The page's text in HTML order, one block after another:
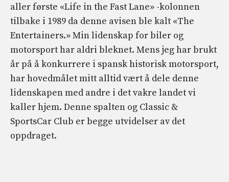
aller første «Life in the Fast Lane» -kolonnen
tilbake i 1989 da denne avisen ble kalt «The
Entertainers.» Min lidenskap for biler og
motorsport har aldri bleknet. Mens jeg har brukt
år på å konkurrere i spansk historisk motorsport,
har hovedmålet mitt alltid vært å dele denne
lidenskapen med andre i det vakre landet vi
kaller hjem. Denne spalten og Classic &
SportsCar Club er begge utvidelser av det
oppdraget.